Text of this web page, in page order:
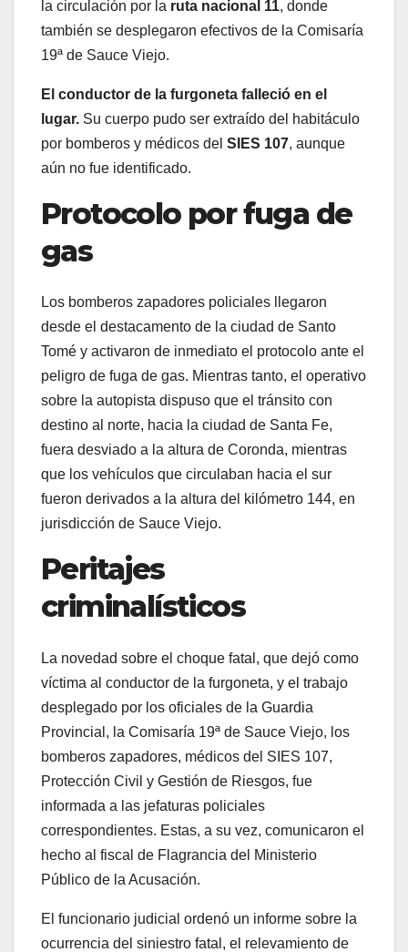
la circulación por la ruta nacional 11, donde
también se desplegaron efectivos de la Comisaría
19ª de Sauce Viejo.
El conductor de la furgoneta falleció en el
lugar. Su cuerpo pudo ser extraído del habitáculo
por bomberos y médicos del SIES 107, aunque
aún no fue identificado.
Protocolo por fuga de
gas
Los bomberos zapadores policiales llegaron
desde el destacamento de la ciudad de Santo
Tomé y activaron de inmediato el protocolo ante el
peligro de fuga de gas. Mientras tanto, el operativo
sobre la autopista dispuso que el tránsito con
destino al norte, hacia la ciudad de Santa Fe,
fuera desviado a la altura de Coronda, mientras
que los vehículos que circulaban hacia el sur
fueron derivados a la altura del kilómetro 144, en
jurisdicción de Sauce Viejo.
Peritajes
criminalísticos
La novedad sobre el choque fatal, que dejó como
víctima al conductor de la furgoneta, y el trabajo
desplegado por los oficiales de la Guardia
Provincial, la Comisaría 19ª de Sauce Viejo, los
bomberos zapadores, médicos del SIES 107,
Protección Civil y Gestión de Riesgos, fue
informada a las jefaturas policiales
correspondientes. Estas, a su vez, comunicaron el
hecho al fiscal de Flagrancia del Ministerio
Público de la Acusación.
El funcionario judicial ordenó un informe sobre la
ocurrencia del siniestro fatal, el relevamiento de